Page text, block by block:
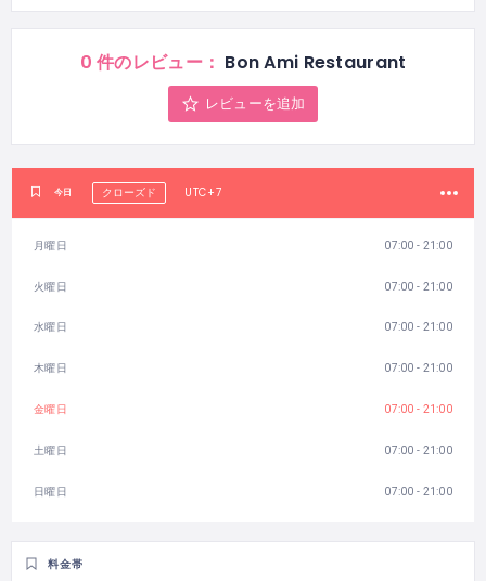
0 件のレビュー： Bon Ami Restaurant
レビューを追加
今日 クローズド UTC+7
月曜日 07:00 - 21:00
火曜日 07:00 - 21:00
水曜日 07:00 - 21:00
木曜日 07:00 - 21:00
金曜日 07:00 - 21:00
土曜日 07:00 - 21:00
日曜日 07:00 - 21:00
料金帯